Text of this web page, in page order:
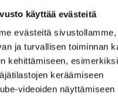
käyttää evästeitä
evästeitä
ja turvallisen toiminnan
kehittämiseen,
keräämiseen
videoiden näyttämiseen